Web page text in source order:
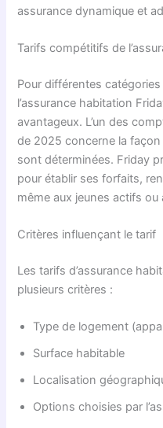
assurance dynamique et
Tarifs compétitifs de
Pour différentes catégories
l’assurance habitation
avantageux. L’un des
de 2025 concerne la
sont déterminées. Friday
pour établir ses forfaits,
même aux jeunes actifs
Critères influençant le tarif
Les tarifs d’assurance
plusieurs critères :
Type de logement
Surface habitable
Localisation
Options choisies par